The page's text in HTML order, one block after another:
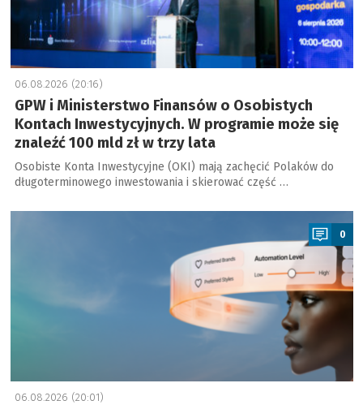
06.08.2026 (20:16)
GPW i Ministerstwo Finansów o Osobistych
Kontach Inwestycyjnych. W programie może się
znaleźć 100 mld zł w trzy lata
Osobiste Konta Inwestycyjne (OKI) mają zachęcić Polaków do
długoterminowego inwestowania i skierować część …
a
0
06.08.2026 (20:01)